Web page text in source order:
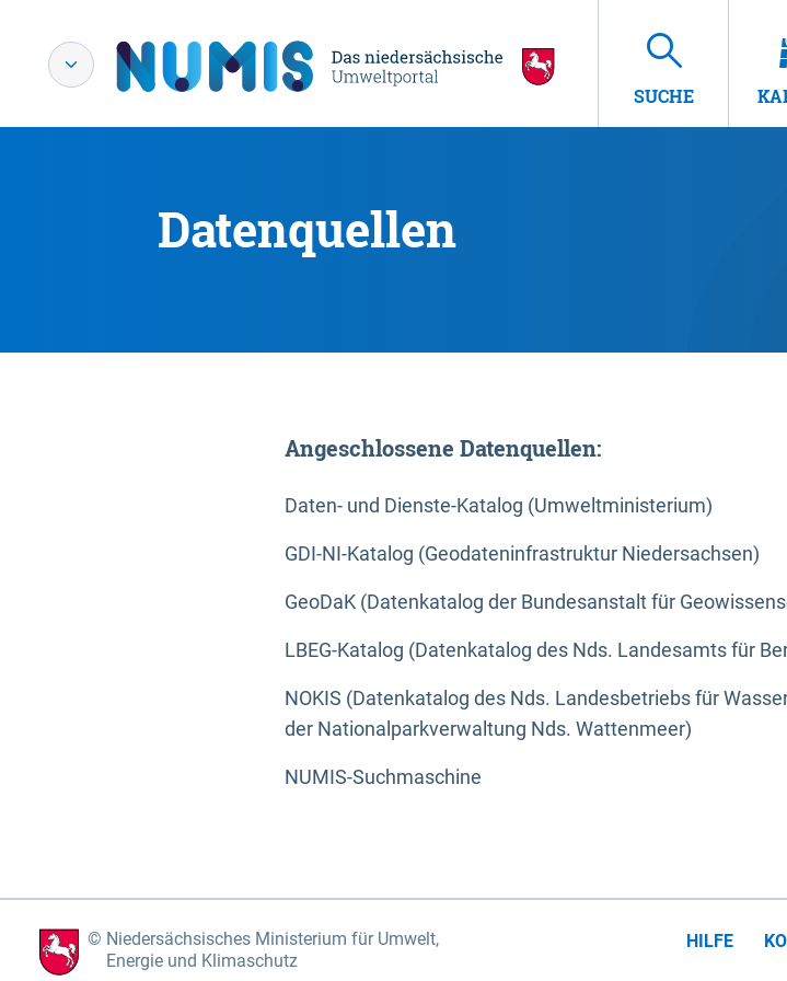
SUCHE
Datenquellen
Angeschlossene Datenquellen:
Daten- und Dienste-Katalog (Umweltministerium)
GDI-NI-Katalog (Geodateninfrastruktur Niedersachsen)
GeoDaK (Datenkatalog der Bundesanstalt für
LBEG-Katalog (Datenkatalog des Nds. Landesamts für
NOKIS (Datenkatalog des Nds. Landesbetriebs für
der Nationalparkverwaltung Nds. Wattenmeer)
NUMIS-Suchmaschine
Niedersächsisches Ministerium für Umwelt,
Energie und Klimaschutz
HILFE